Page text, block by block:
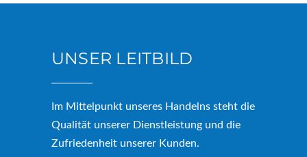
UNSER LEITBILD
Im Mittelpunkt unseres Handelns steht die
Qualität unserer Dienstleistung und die
Zufriedenheit unserer Kunden.